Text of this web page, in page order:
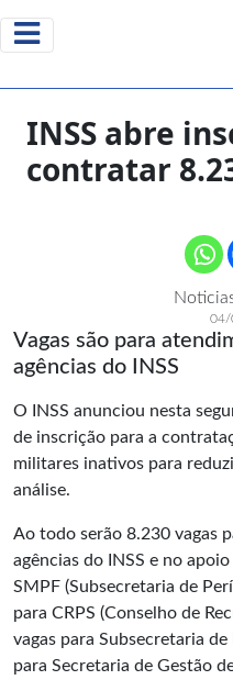
INSS abre
contratar
04/
Vagas são para
agências do INSS
O INSS anunciou nesta
de inscrição para a
militares inativos para
análise.
Ao todo serão 8.230 vagas
agências do INSS e no
SMPF (Subsecretaria de
para CRPS (Conselho de
vagas para Subsecretaria
para Secretaria de Gestão